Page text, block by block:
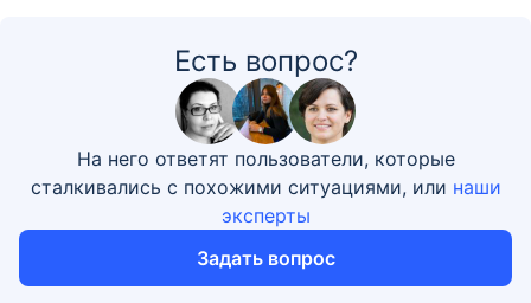
Есть вопрос?
На него ответят пользователи, которые
сталкивались с похожими ситуациями, или наши
эксперты
Задать вопрос